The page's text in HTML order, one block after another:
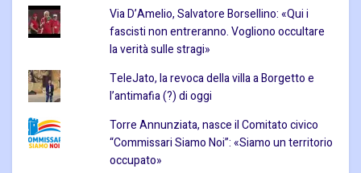
Via D’Amelio, Salvatore Borsellino: «Qui i
fascisti non entreranno. Vogliono occultare
la verità sulle stragi»
TeleJato, la revoca della villa a Borgetto e
l’antimafia (?) di oggi
Torre Annunziata, nasce il Comitato civico
“Commissari Siamo Noi”: «Siamo un territorio
occupato»